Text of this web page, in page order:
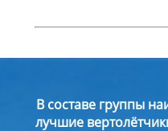
В составе группы
лучшие